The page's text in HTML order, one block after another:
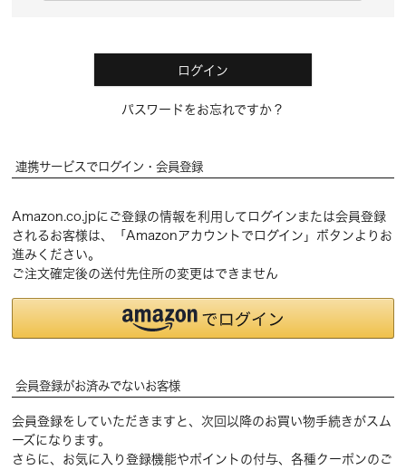
ログイン
パスワードをお忘れですか？
連携サービスでログイン・会員登録
Amazon.co.jpにご登録の情報を利用してログインまたは会員登録
されるお客様は、「Amazonアカウントでログイン」ボタンよりお
進みください。
ご注文確定後の送付先住所の変更はできません
会員登録がお済みでないお客様
会員登録をしていただきますと、次回以降のお買い物手続きがスム
ーズになります。
さらに、お気に入り登録機能やポイントの付与、各種クーポンのご